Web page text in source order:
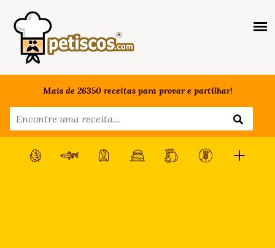
Mais de 26350 receitas para provar e partilhar!